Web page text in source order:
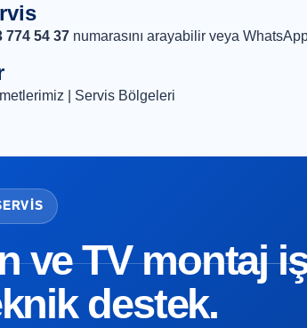
774 54 37 numarasını arayabilir veya
Servis Bölgeleri
ve TV montaj
destek.